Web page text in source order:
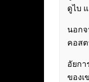
ดูไบ
นอกจ
คอสต
อัยกา
ของเ